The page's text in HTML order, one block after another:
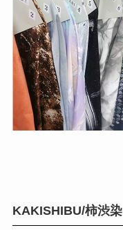
KAKISHIBU/柿渋染